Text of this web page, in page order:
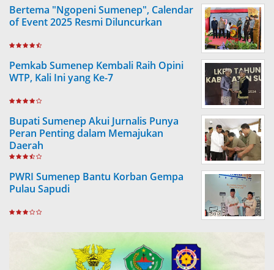
Bertema "Ngopeni Sumenep", Calendar
of Event 2025 Resmi Diluncurkan
Pemkab Sumenep Kembali Raih Opini
WTP, Kali Ini yang Ke-7
Bupati Sumenep Akui Jurnalis Punya
Peran Penting dalam Memajukan
Daerah
PWRI Sumenep Bantu Korban Gempa
Pulau Sapudi